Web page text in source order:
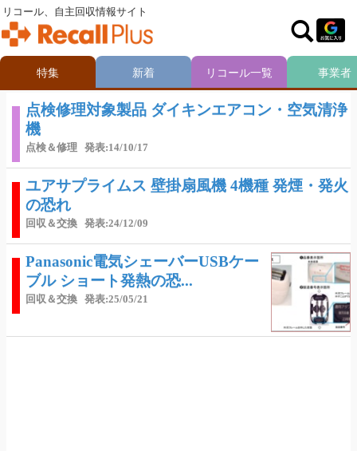
点検修理対象製品 ダイキンエアコン・空気清浄
機
点検＆修理 発表:14/10/17
ユアサプライムス 壁掛扇風機 4機種 発煙・発火
の恐れ
回収＆交換 発表:24/12/09
Panasonic電気シェーバーUSBケー
ブル ショート発熱の恐...
回収＆交換 発表:25/05/21
リコール、自主回収情報サイト
特集 新着 リコール一覧 事業者